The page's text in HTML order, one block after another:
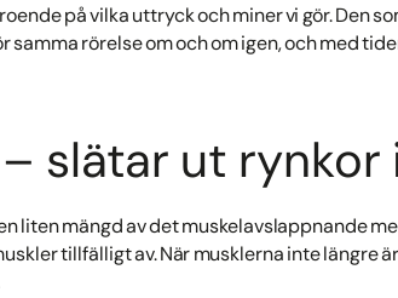
på vilka uttryck och miner vi gör. Den
rörelse om och om igen, och med
slätar ut rynkor
liten mängd av det muskelavslappnande
tillfälligt av. När musklerna inte längre